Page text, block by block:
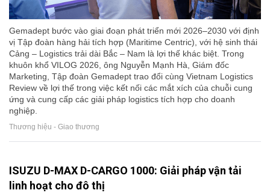
Gemadept bước vào giai đoạn phát triển mới 2026–2030 với định
vị Tập đoàn hàng hải tích hợp (Maritime Centric), với hệ sinh thái
Cảng – Logistics trải dài Bắc – Nam là lợi thế khác biệt. Trong
khuôn khổ VILOG 2026, ông Nguyễn Mạnh Hà, Giám đốc
Marketing, Tập đoàn Gemadept trao đổi cùng Vietnam Logistics
Review về lợi thế trong việc kết nối các mắt xích của chuỗi cung
ứng và cung cấp các giải pháp logistics tích hợp cho doanh
nghiệp.
Thương hiệu - Giao thương
ISUZU D-MAX D-CARGO 1000: Giải pháp vận tải
linh hoạt cho đô thị